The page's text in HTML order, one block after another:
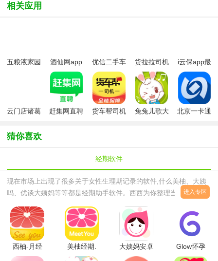
相关应用
五粮液家园
酒仙网app
最新版本
优信二手车
app
货拉拉司机
版
i云保app最
新版
云门店诸葛
赶集网直聘
货车帮司机
兔兔儿歌大
北京一卡通
猜你喜欢
经期软件
现在市场上出现了很多关于女性生理期记录的软件,什么美柚、大姨
吗、优谈大姨妈等等都是经期助手软件。西西为你整理当下最流行最
女性经期管理软件，女性朋友们的手机必备软件！大姨妈软件不仅能
帮助记录日子，还能为女性用户量身定做各种调理方案和针对性的小
贴士，让你免受经期的折磨，舒舒服服度过每月的那几天!没有该软
件的女性伙伴们赶快入手一个吧！经期软件
进入专区
西柚-月经
期助手
美柚经期.
助手app官
大姨妈安卓
版v9.1.8
Glow怀孕
和经期助手